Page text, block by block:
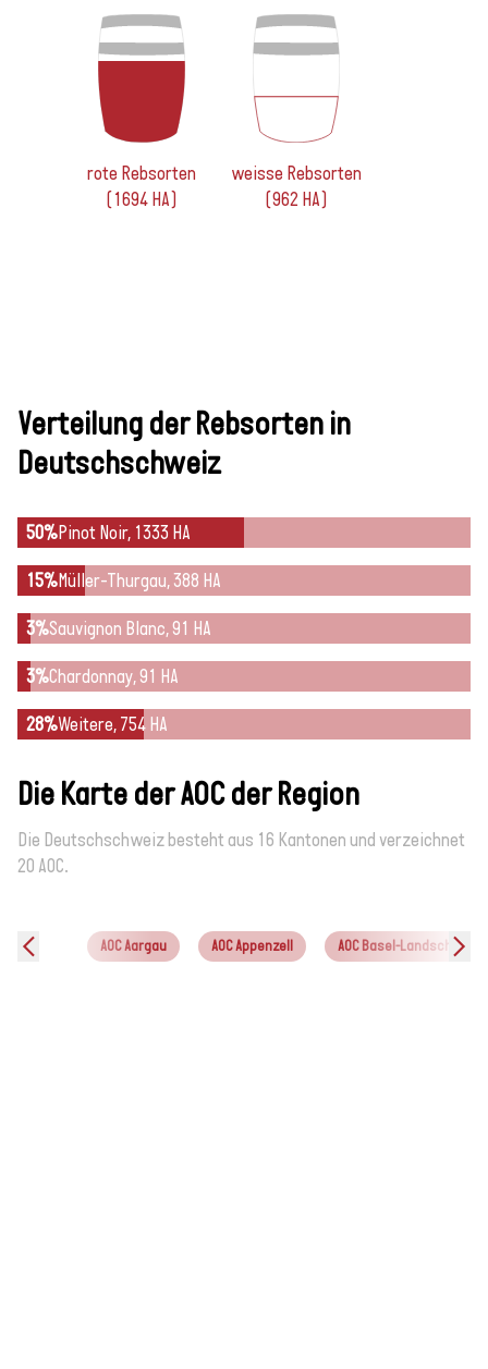
rote Rebsorten
(1694 HA)
weisse Rebsorten
(962 HA)
Verteilung der Rebsorten in
Deutschschweiz
50%Pinot Noir, 1333 HA
15%Müller-Thurgau, 388 HA
3%Sauvignon Blanc, 91 HA
3%Chardonnay, 91 HA
28%Weitere, 754 HA
Die Karte der AOC der Region
Die Deutschschweiz besteht aus 16 Kantonen und verzeichnet
20 AOC.
AOC Aargau AOC Appenzell AOC Basel-Landschaft